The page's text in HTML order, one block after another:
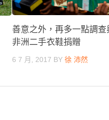
善意之外，再多一點調
非洲二手衣鞋捐贈
6 7 月, 2017 BY徐 沛然